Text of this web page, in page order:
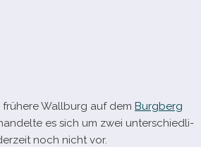
frü­here Wallburg auf dem Burgberg
es sich um zwei unter­schied­li­
noch nicht vor.